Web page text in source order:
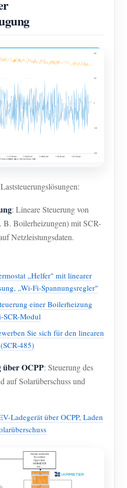
: Lineare Steuerung von
B. Boilerheizungen) mit SCR-
Netzleistungsdaten.
„Helfer" mit linearer
„Wi-Fi-Spannungsregler"
einer Boilerheizung
SCR-Modul
Sie sich für den linearen
485)
über OCPP: Steuerung des
auf Solarüberschuss und
Ladegerät über OCPP, Laden